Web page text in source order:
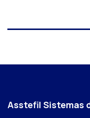
Asstefil Sistemas